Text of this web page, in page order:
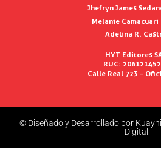
Jhefryn James
Melanie Camacuari
Adelina R.
HYT Editores
RUC:
Calle Real 723 –
© Diseñado y Desarrollado por
Digital